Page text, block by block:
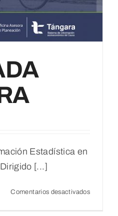
Estadística en
[...]
Comentarios desactivadosen